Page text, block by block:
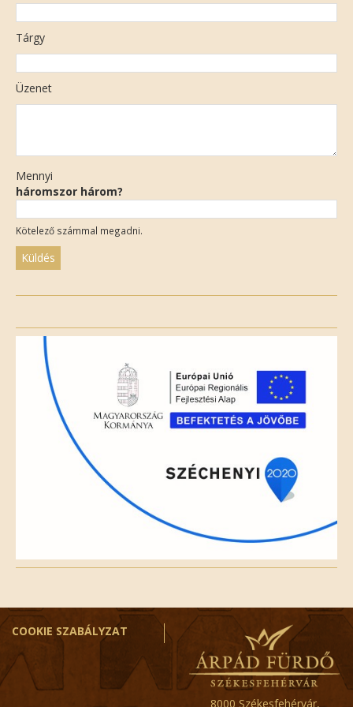
Tárgy
Üzenet
Mennyi
háromszor három?
Kötelező számmal megadni.
field
empty.
COOKIE SZABÁLYZAT
8000 Székesfehérvár,